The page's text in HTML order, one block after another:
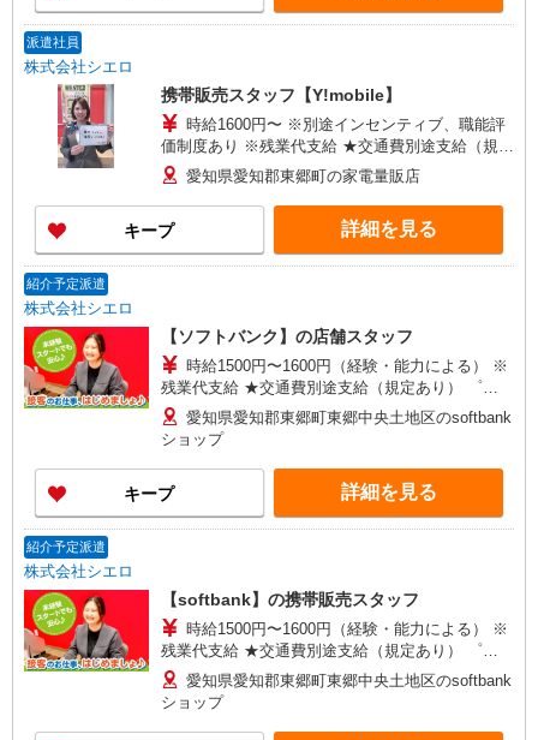
派遣社員
株式会社シエロ
携帯販売スタッフ【Y!mobile】
時給1600円〜 ※別途インセンティブ、職能評
価制度あり ※残業代支給 ★交通費別途支給（規定
あり） ゜+゜・。○。・゜+゜・。○。・゜+゜ 入
社祝い金10万円支給(規定有) お友達を紹介頂くと,
インセンティブ支給(規定有) ★月2回払い・週払い
可能（規程有）★ ゜・。○。・゜+゜・。○。・゜
+゜
愛知県愛知郡東郷町の家電量販店
キープ 詳細を見る
紹介予定派遣
株式会社シエロ
【ソフトバンク】の店舗スタッフ
時給1500円〜1600円（経験・能力による） ※
残業代支給 ★交通費別途支給（規定あり） ゜
+゜・。○。・゜+゜・。○。・゜+゜ 入社祝い金10
万円支給(規定有) お友達を紹介頂くと, インセンテ
ィブ支給(規定有) ★月2回払い・週払い可能（規程
有）★ ゜・。○。・゜+゜・。○。・゜+゜
愛知県愛知郡東郷町東郷中央土地区のsoftbank
ショップ
キープ 詳細を見る
紹介予定派遣
株式会社シエロ
【softbank】の携帯販売スタッフ
時給1500円〜1600円（経験・能力による） ※
残業代支給 ★交通費別途支給（規定あり） ゜
+゜・。○。・゜+゜・。○。・゜+゜ 入社祝い金10
万円支給(規定有) お友達を紹介頂くと, インセンテ
ィブ支給(規定有) ★月2回払い・週払い可能（規程
愛知県愛知郡東郷町東郷中央土地区のsoftbank
ショップ